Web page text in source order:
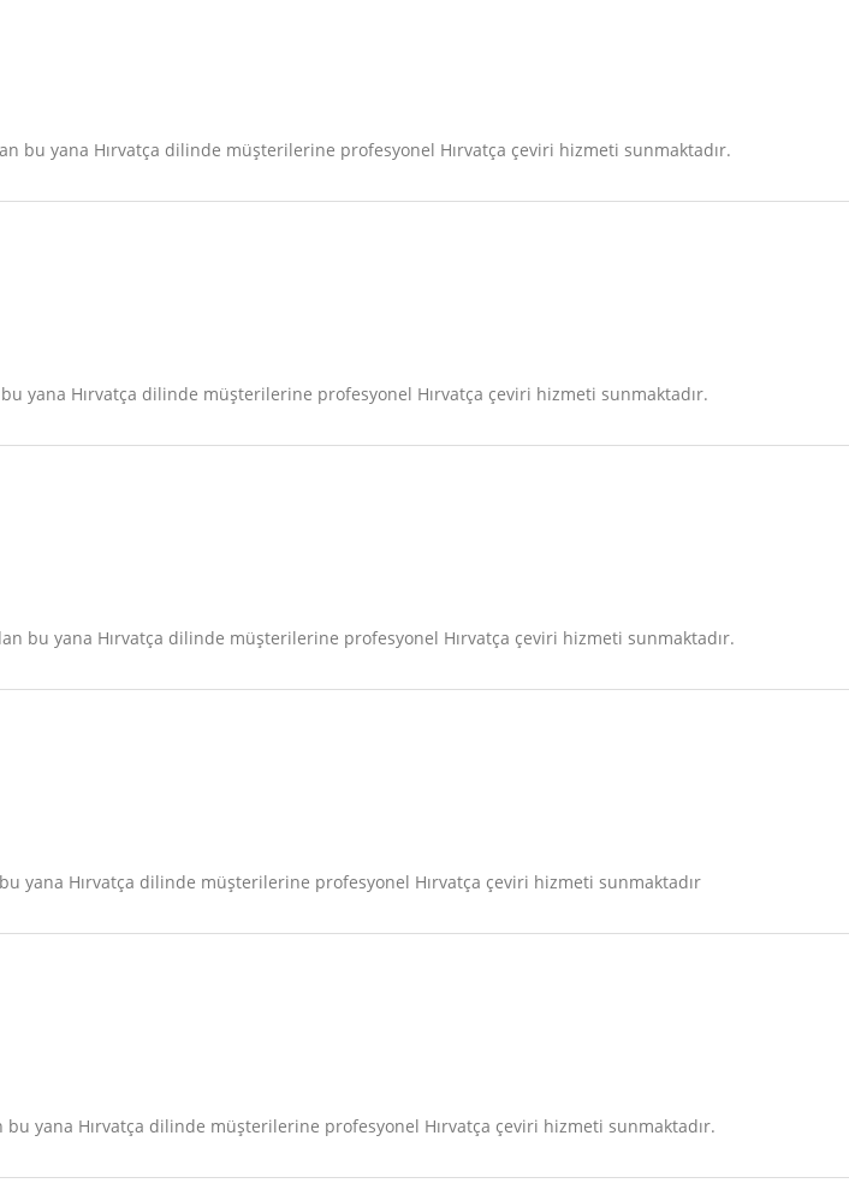
yana Hırvatça dilinde müşterilerine profesyonel Hırvatça çeviri hizmeti sunmaktadır.
yana Hırvatça dilinde müşterilerine profesyonel Hırvatça çeviri hizmeti sunmaktadır.
bu yana Hırvatça dilinde müşterilerine profesyonel Hırvatça çeviri hizmeti sunmaktadır.
yana Hırvatça dilinde müşterilerine profesyonel Hırvatça çeviri hizmeti sunmaktadır
yana Hırvatça dilinde müşterilerine profesyonel Hırvatça çeviri hizmeti sunmaktadır.